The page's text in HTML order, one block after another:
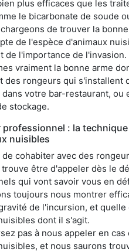
plus efficaces que les
le bicarbonate de soude
de trouver la
de l'espèce d'animaux
de l'importance de l'invasion.
vraiment la bonne arme
des rongeurs qui s'installent
votre bar-restaurant, ou
stockage.
professionnel : la
nuisibles
cohabiter avec des
être d'appeler dès le
qui vont savoir vous en
toujours nous montrer
de l'incursion, et quelle
dont il s'agit.
pas à nous appeler en
et nous saurons